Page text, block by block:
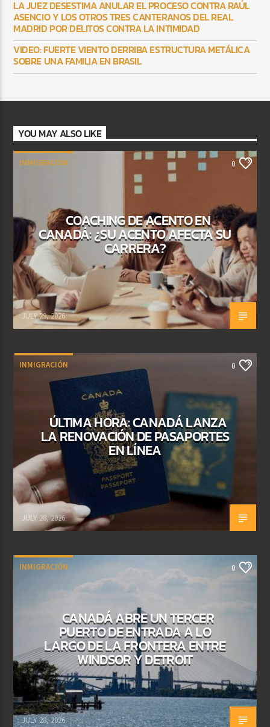
LA JUEZ DESESTIMA ANULAR EL PROCESO CONTRA RAÚL
ASENCIO Y LOS OTROS TRES CANTERANOS DEL REAL
MADRID POR DELITOS CONTRA LA INTIMIDAD
VIDEO: FUERTE VIENTO DERRIBA ESTRUCTURA METÁLICA
SOBRE UNA FAMILIA EN BRASIL
YOU MAY ALSO LIKE
INMIGRACIÓN 0
COACHING DE ACENTO EN
CANADÁ: ¿SU ACENTO AFECTA SU
CARRERA?
JULY 29, 2026
INMIGRACIÓN 0
ÚLTIMA HORA: CANADÁ LANZA
LA RENOVACIÓN DE PASAPORTES
EN LÍNEA
JULY 28, 2026
INMIGRACIÓN 0
CANADÁ ABRE UN TERCER
PUERTO DE ENTRADA A LO
LARGO DE LA FRONTERA ENTRE
WINDSOR Y DETROIT
JULY 28, 2026